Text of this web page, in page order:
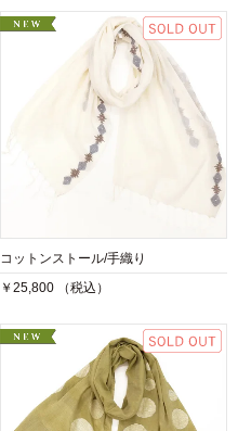
コットンストール/手織り
￥25,800 （税込）